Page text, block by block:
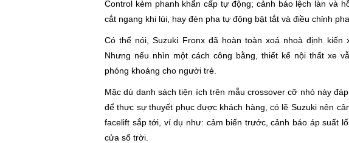
Control kèm phanh khẩn cấp tự động; cảnh báo lệch làn và
cắt ngang khi lùi, hay đèn pha tự động bật tắt và điều chỉnh
Có thể nói, Suzuki Fronx đã hoàn toàn xoá nhoà định kiến
Nhưng nếu nhìn một cách công bằng, thiết kế nội thất xe
phóng khoáng cho người trẻ.
Mặc dù danh sách tiện ích trên mẫu crossover cỡ nhỏ này
để thực sự thuyết phục được khách hàng, có lẽ Suzuki nên
facelift sắp tới, ví dụ như: cảm biến trước, cảnh báo áp suất
cửa sổ trời.